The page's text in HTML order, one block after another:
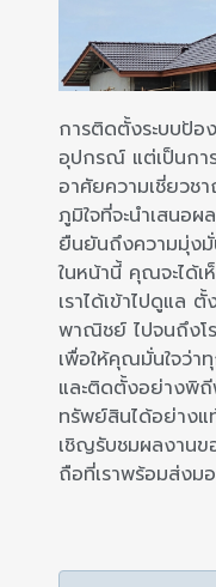
การติดตั้งระบบป้อ
อุปกรณ์ แต่เป็นกา
อาศัยความเชี่ยวช
ภูมิใจที่จะนำเสนอ
ยืนยันถึงความมุ่งมั่
ในหน้านี้ คุณจะได้
เราได้เข้าไปดูแล
พาณิชย์ ไปจนถึงโ
เพื่อให้คุณมั่นใจว่า
และติดตั้งอย่างพิ
ทรัพย์สินได้อย่างแ
เชิญรับชมผลงานข
ถือที่เราพร้อมส่งม